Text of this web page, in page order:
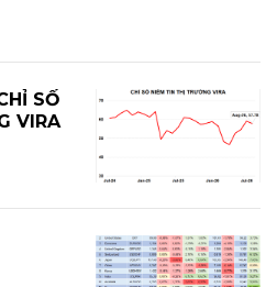
SỐ
VIRA